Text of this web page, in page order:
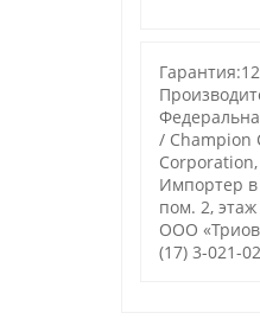
/ Champion
Импортер в
пом. 2, этаж
ООО
(17) 3-021-